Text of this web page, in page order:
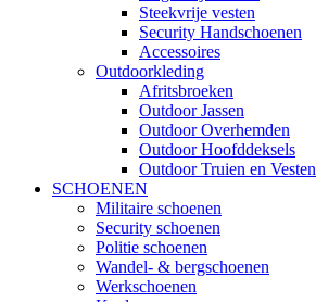
Steekvrije vesten
Security Handschoenen
Accessoires
Outdoorkleding
Afritsbroeken
Outdoor Jassen
Outdoor Overhemden
Outdoor Hoofddeksels
Outdoor Truien en Vesten
SCHOENEN
Militaire schoenen
Security schoenen
Politie schoenen
Wandel- & bergschoenen
Werkschoenen